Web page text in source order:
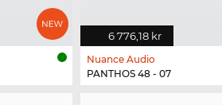
6 776,18 kr
Nuance Audio
PANTHOS 48 - 07